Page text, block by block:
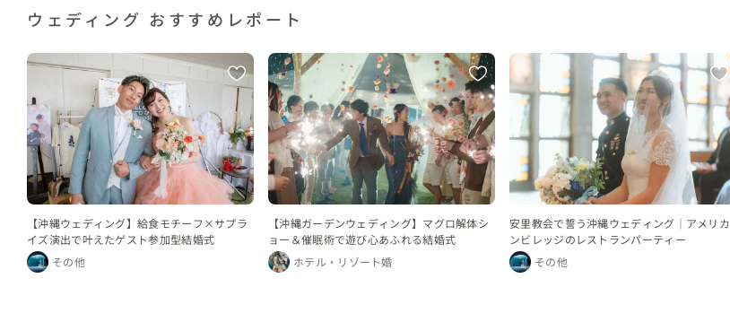
ウェディング おすすめレポート
【沖縄ウェディング】給食モチーフ×サプラ
イズ演出で叶えたゲスト参加型結婚式
その他
【沖縄ガーデンウェディング】マグロ解体シ
ョー＆催眠術で遊び心あふれる結婚式
ホテル・リゾート婚
安里教会で誓う沖縄ウェディング｜アメリカ
ンビレッジのレストランパーティー
その他